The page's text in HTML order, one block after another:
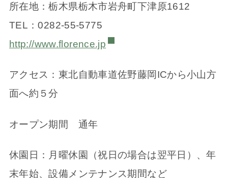
所在地：栃木県栃木市岩舟町下津原1612
TEL：0282-55-5775
http://www.florence.jp
アクセス：東北自動車道佐野藤岡ICから小山方
面へ約５分
オープン期間 通年
休園日：月曜休園（祝日の場合は翌平日）、年
末年始、設備メンテナンス期間など